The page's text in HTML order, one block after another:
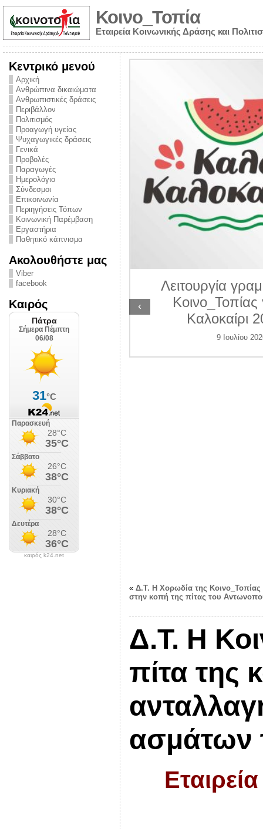
Κοινο_Τοπία
Εταιρεία Κοινωνικής Δράσης και
Κεντρικό μενού
Αρχική
Ανθρώπινα δικαιώματα
Ανθρωπιστικές δράσεις
Περιβάλλον
Πολιτισμός
Προαγωγή υγείας
Ψυχαγωγικές δράσεις
Γενικά
Προβολές
Παραγωγές
Ημερολόγιο
Σύνδεσμοι
Επικοινωνία
Περιηγήσεις Τόπων
Κοινωνική Παρέμβαση
Εργαστήρια
Παθητικό κάπνισμα
Ακολουθήστε μας
Viber
facebook
Καιρός
καιρός k24.net
από την
την ημέρα
και
στο
2026
Λειτουργία
Κοινο_Τοπίας
Καλοκαίρι
9 Ιουλίου
‹
« Δ.Τ. Η Χορωδία της Κοινο_Τοπίας
στην κοπή της πίτας του
Δ.Τ. Η
πίτα της
ασμάτων